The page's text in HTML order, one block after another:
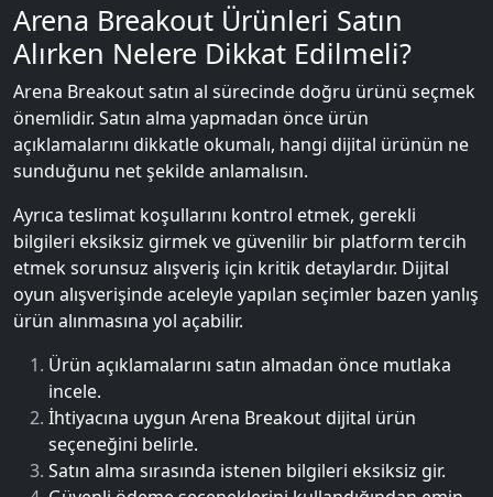
Arena Breakout Ürünleri Satın
Alırken Nelere Dikkat Edilmeli?
Arena Breakout satın al sürecinde doğru ürünü seçmek
önemlidir. Satın alma yapmadan önce ürün
açıklamalarını dikkatle okumalı, hangi dijital ürünün ne
sunduğunu net şekilde anlamalısın.
Ayrıca teslimat koşullarını kontrol etmek, gerekli
bilgileri eksiksiz girmek ve güvenilir bir platform tercih
etmek sorunsuz alışveriş için kritik detaylardır. Dijital
oyun alışverişinde aceleyle yapılan seçimler bazen yanlış
ürün alınmasına yol açabilir.
Ürün açıklamalarını satın almadan önce mutlaka
incele.
İhtiyacına uygun Arena Breakout dijital ürün
seçeneğini belirle.
Satın alma sırasında istenen bilgileri eksiksiz gir.